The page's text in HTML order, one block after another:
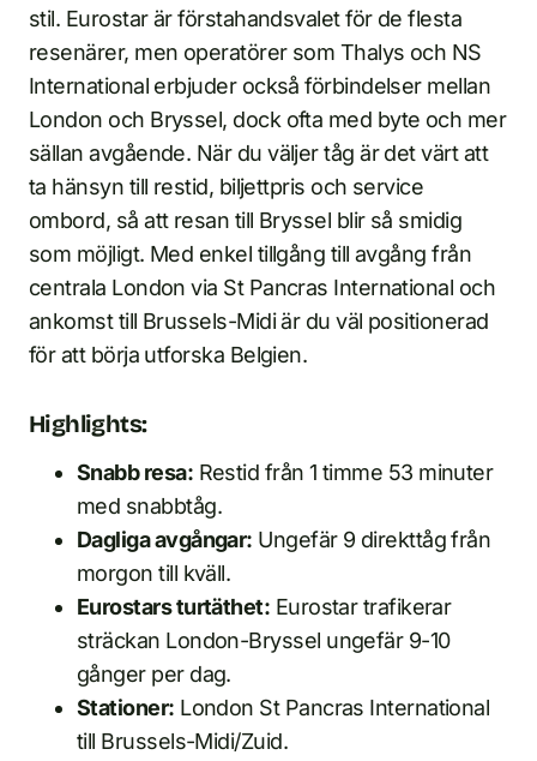
stil. Eurostar är förstahandsvalet för de flesta
resenärer, men operatörer som Thalys och NS
International erbjuder också förbindelser mellan
London och Bryssel, dock ofta med byte och mer
sällan avgående. När du väljer tåg är det värt att
ta hänsyn till restid, biljettpris och service
ombord, så att resan till Bryssel blir så smidig
som möjligt. Med enkel tillgång till avgång från
centrala London via St Pancras International och
ankomst till Brussels-Midi är du väl positionerad
för att börja utforska Belgien.
Highlights:
Snabb resa: Restid från 1 timme 53 minuter
med snabbtåg.
Dagliga avgångar: Ungefär 9 direkttåg från
morgon till kväll.
Eurostars turtäthet: Eurostar trafikerar
sträckan London-Bryssel ungefär 9-10
gånger per dag.
Stationer: London St Pancras International
till Brussels-Midi/Zuid.